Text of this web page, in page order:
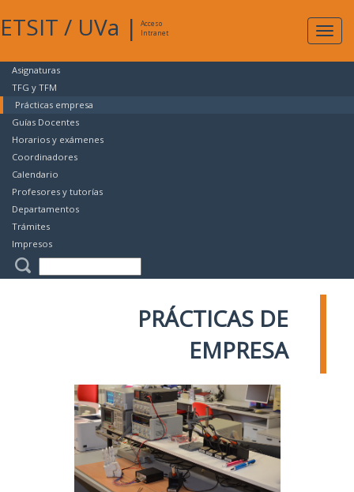
ETSIT / UVa |
Acceso
Intranet
Asignaturas
TFG y TFM
Prácticas empresa
Guías Docentes
Horarios y exámenes
Coordinadores
Calendario
Profesores y tutorías
Departamentos
Trámites
Impresos
PRÁCTICAS DE
EMPRESA